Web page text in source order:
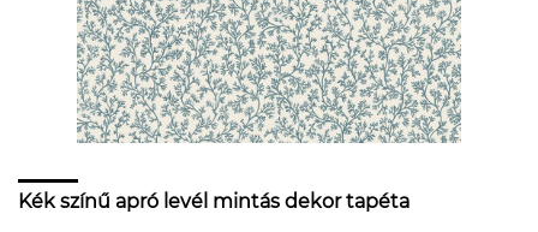
Kék színű apró levél mintás dekor tapéta